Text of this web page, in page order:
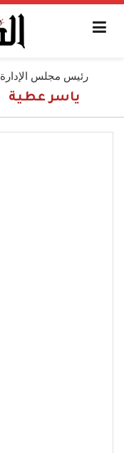
رئيس مجلس الإدارة
ياسر عطية